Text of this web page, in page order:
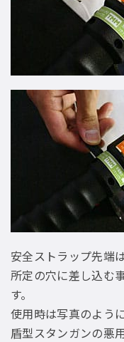
安全ストラップ先端
所定の穴に差し込む
す。
使用時は写真のよう
盾型スタンガンの悪